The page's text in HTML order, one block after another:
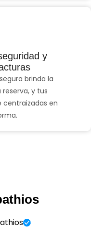
y
brinda la
y tus
centraizadas en